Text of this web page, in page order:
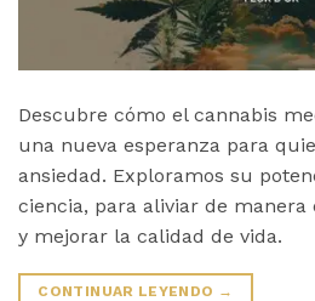
Descubre cómo el cannabis
una nueva esperanza para
ansiedad. Exploramos su
ciencia, para aliviar de manera
y mejorar la calidad de vida.
CONTINUAR LEYENDO →